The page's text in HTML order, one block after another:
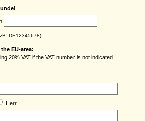
DE12345678)
EU-area:
20% VAT if the VAT number is not indicated.
Herr